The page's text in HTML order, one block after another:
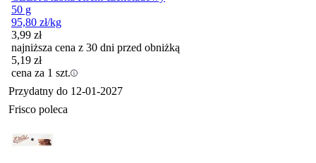
50 g
95,80 zł/kg
3,99 zł
najniższa cena z 30 dni przed obniżką
5,19 zł
cena za 1 szt.
Przydatny do 12-01-2027
Frisco poleca